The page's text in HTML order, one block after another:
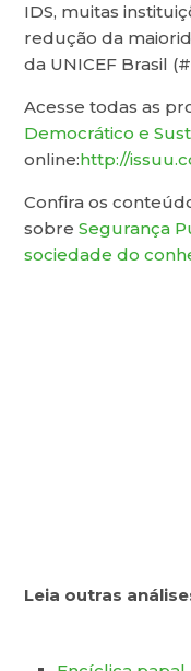
IDS, muitas
redução da
da UNICEF Brasil
Acesse todas as
Democrático e
online:http://
Confira os
sobreSegurança
sociedade do
Leia outras